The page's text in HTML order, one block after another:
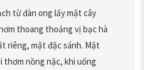
từ đàn ong lấy mật cây
thoang thoảng vị bạc hà
riêng, mật đặc sánh. Mật
thơm nồng nặc, khi uống